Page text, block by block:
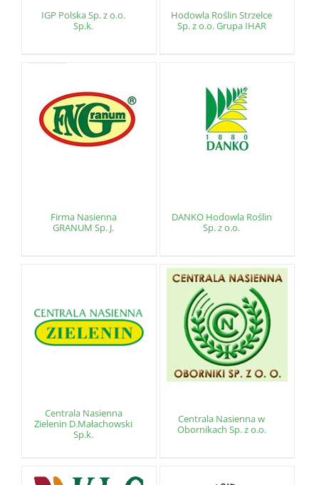
IGP Polska Sp. z o.o.
Sp.k.
Hodowla Roślin Strzelce
Sp. z o.o. Grupa IHAR
Firma Nasienna
GRANUM Sp. J.
DANKO Hodowla Roślin
Sp. z o.o.
Centrala Nasienna
Zielenin D.Małachowski
Sp.k.
Centrala Nasienna w
Obornikach Sp. z o.o.